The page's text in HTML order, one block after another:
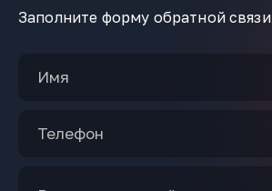
Заполните форму обратной связи